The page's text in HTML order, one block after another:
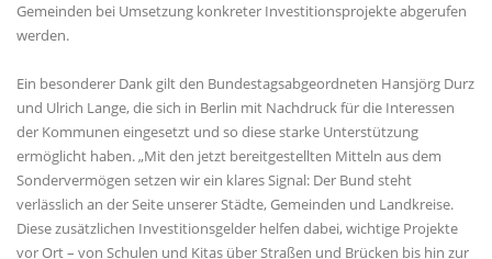
Gemeinden bei Umsetzung konkreter Investitionsprojekte abgerufen
werden.
Ein besonderer Dank gilt den Bundestagsabgeordneten Hansjörg Durz
und Ulrich Lange, die sich in Berlin mit Nachdruck für die Interessen
der Kommunen eingesetzt und so diese starke Unterstützung
ermöglicht haben. „Mit den jetzt bereitgestellten Mitteln aus dem
Sondervermögen setzen wir ein klares Signal: Der Bund steht
verlässlich an der Seite unserer Städte, Gemeinden und Landkreise.
Diese zusätzlichen Investitionsgelder helfen dabei, wichtige Projekte
vor Ort – von Schulen und Kitas über Straßen und Brücken bis hin zur